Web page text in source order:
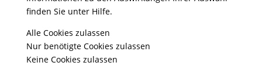
finden Sie unter Hilfe.
Alle Cookies zulassen
Nur benötigte Cookies zulassen
Keine Cookies zulassen